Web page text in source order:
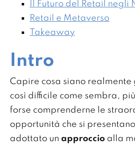
Il Futuro del Retail negli
Retail e Metaverso
Takeaway
Intro
Capire cosa siano realmente
così difficile come sembra,
forse comprenderne le
opportunità che si
adottato un approccio alla